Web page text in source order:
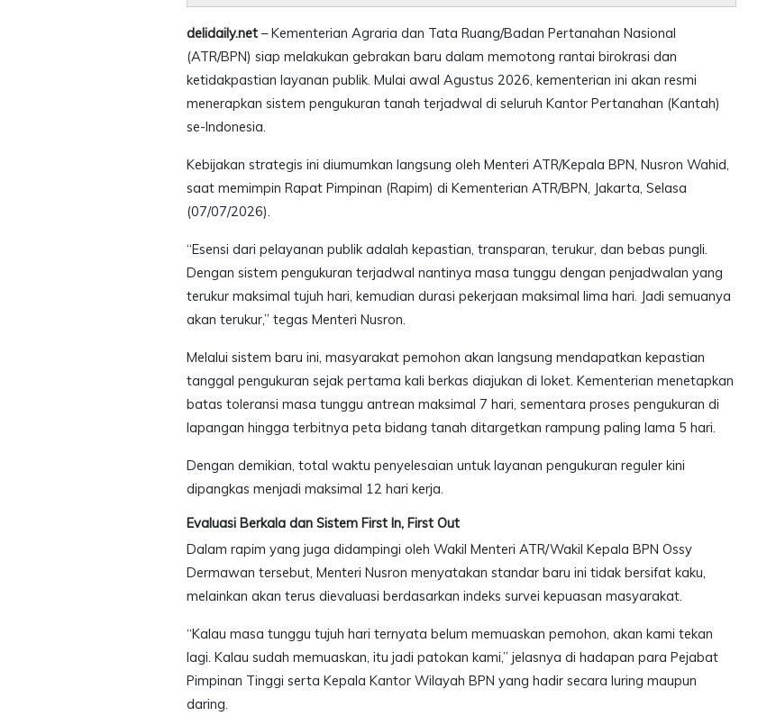
delidaily.net – Kementerian Agraria dan Tata Ruang/Badan Pertanahan Nasional
(ATR/BPN) siap melakukan gebrakan baru dalam memotong rantai birokrasi dan
ketidakpastian layanan publik. Mulai awal Agustus 2026, kementerian ini akan resmi
menerapkan sistem pengukuran tanah terjadwal di seluruh Kantor Pertanahan (Kantah)
se-Indonesia.
Kebijakan strategis ini diumumkan langsung oleh Menteri ATR/Kepala BPN, Nusron Wahid,
saat memimpin Rapat Pimpinan (Rapim) di Kementerian ATR/BPN, Jakarta, Selasa
(07/07/2026).
“Esensi dari pelayanan publik adalah kepastian, transparan, terukur, dan bebas pungli.
Dengan sistem pengukuran terjadwal nantinya masa tunggu dengan penjadwalan yang
terukur maksimal tujuh hari, kemudian durasi pekerjaan maksimal lima hari. Jadi semuanya
akan terukur,” tegas Menteri Nusron.
Melalui sistem baru ini, masyarakat pemohon akan langsung mendapatkan kepastian
tanggal pengukuran sejak pertama kali berkas diajukan di loket. Kementerian menetapkan
batas toleransi masa tunggu antrean maksimal 7 hari, sementara proses pengukuran di
lapangan hingga terbitnya peta bidang tanah ditargetkan rampung paling lama 5 hari.
Dengan demikian, total waktu penyelesaian untuk layanan pengukuran reguler kini
dipangkas menjadi maksimal 12 hari kerja.
Evaluasi Berkala dan Sistem First In, First Out
Dalam rapim yang juga didampingi oleh Wakil Menteri ATR/Wakil Kepala BPN Ossy
Dermawan tersebut, Menteri Nusron menyatakan standar baru ini tidak bersifat kaku,
melainkan akan terus dievaluasi berdasarkan indeks survei kepuasan masyarakat.
“Kalau masa tunggu tujuh hari ternyata belum memuaskan pemohon, akan kami tekan
lagi. Kalau sudah memuaskan, itu jadi patokan kami,” jelasnya di hadapan para Pejabat
Pimpinan Tinggi serta Kepala Kantor Wilayah BPN yang hadir secara luring maupun
daring.